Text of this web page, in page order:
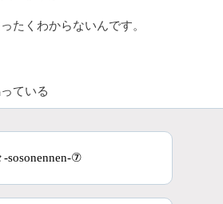
たくわからないんです。
ている
-sosonennen-⑦